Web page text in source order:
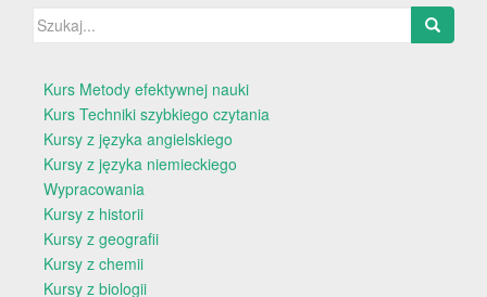
Szukaj:
Kurs Metody efektywnej nauki
Kurs Techniki szybkiego czytania
Kursy z języka angielskiego
Kursy z języka niemieckiego
Wypracowania
Kursy z historii
Kursy z geografii
Kursy z chemii
Kursy z biologii